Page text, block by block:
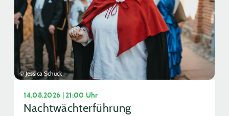
© Jessica Schuck
14.08.2026 | 21:00 Uhr
Nachtwächterführung